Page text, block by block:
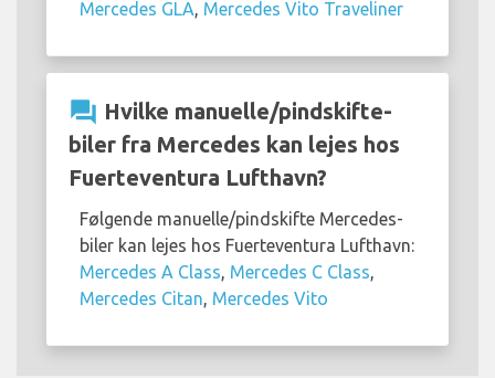
Mercedes GLA Mercedes Vito Traveliner
question_answer Hvilke manuelle/pindskifte-
biler fra Mercedes kan lejes hos
Fuerteventura Lufthavn?
Følgende manuelle/pindskifte Mercedes-
biler kan lejes hos Fuerteventura Lufthavn:
Mercedes A Class Mercedes C Class
Mercedes Citan Mercedes Vito